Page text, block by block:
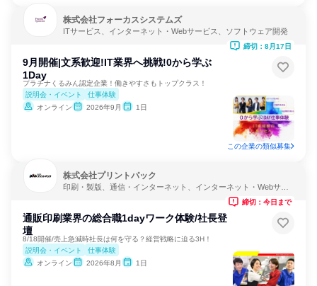
株式会社フォーカスシステムズ
ITサービス、インターネット・Webサービス、ソフトウェア開発
9月開催|文系歓迎!IT業界へ挑戦!0から学ぶ
1Day
プラチナくるみん認定企業！働きやすさもトップクラス！
説明会・イベント
仕事体験
オンライン
2026年9月 1日
締切：8月17日
この企業の類似募集
株式会社プリントパック
印刷・製版、通信・インターネット、インターネット・Webサー
通販印刷業界の総合職1dayワーク体験/社長登
壇
8/18開催/売上急減時社長は何を守る？経営戦略に迫る3H！
説明会・イベント
仕事体験
オンライン
2026年8月 1日
締切：今日まで